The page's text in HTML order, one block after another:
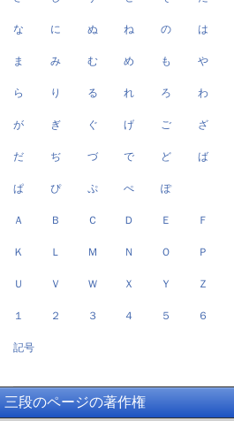
な に ぬ ね の は
ま み む め も や
ら り る れ ろ わ
が ぎ ぐ げ ご ざ
だ ぢ づ で ど ば
ぱ ぴ ぷ ぺ ぽ
Ａ Ｂ Ｃ Ｄ Ｅ Ｆ
Ｋ Ｌ Ｍ Ｎ Ｏ Ｐ
Ｕ Ｖ Ｗ Ｘ Ｙ Ｚ
１ ２ ３ ４ ５ ６
記号
三段のページの著作権